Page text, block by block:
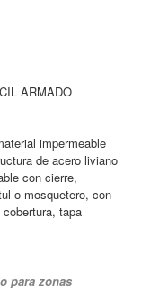
ARMADO
impermeable
de acero liviano
con cierre,
o mosquetero, con
tapa
para zonas